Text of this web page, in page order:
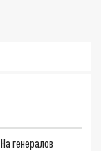
генералов